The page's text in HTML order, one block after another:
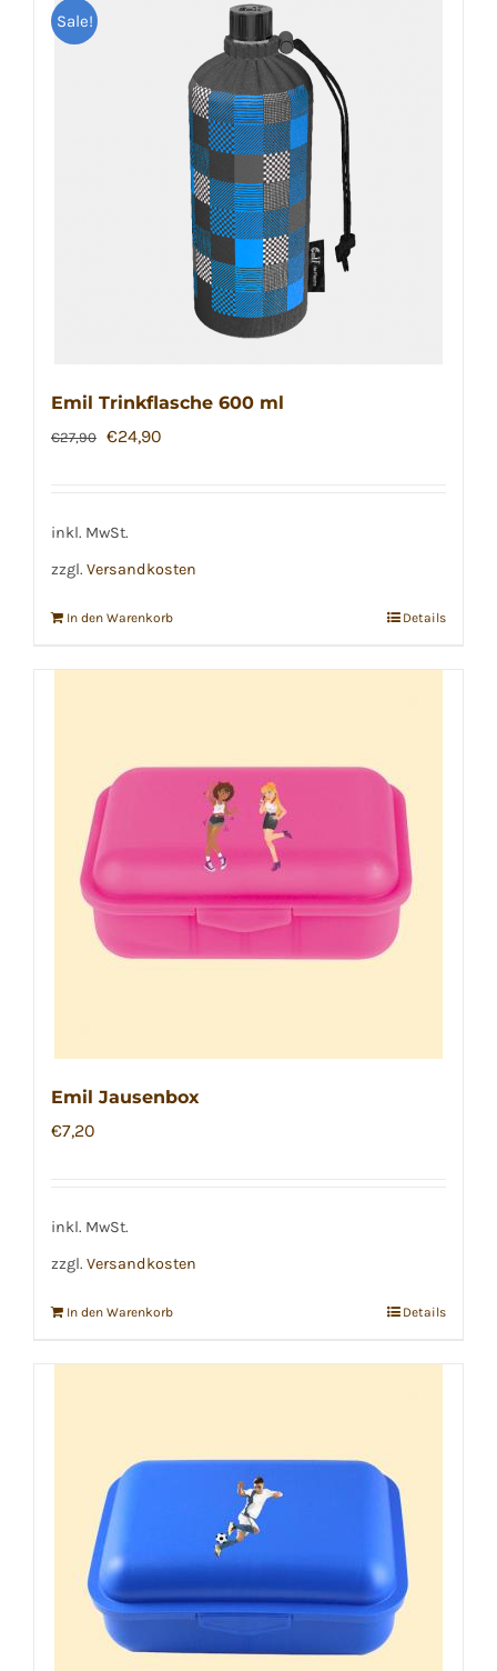
Sale!
Emil Trinkflasche 600 ml
€27,90 Ursprünglicher
€27,90
€24,90
inkl. MwSt.
zzgl. Versandkosten
In den Warenkorb Details
Emil Jausenbox
€7,20
inkl. MwSt.
zzgl. Versandkosten
In den Warenkorb Details